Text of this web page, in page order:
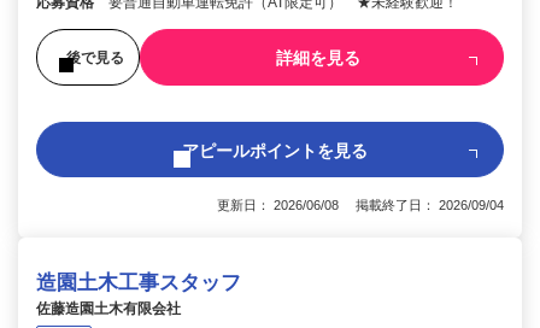
後で見る 詳細を見る
アピールポイントを見る
更新日： 2026/06/08 掲載終了日： 2026/09/04
造園土木工事スタッフ
佐藤造園土木有限会社